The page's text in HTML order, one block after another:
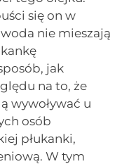
się on w
nie mieszają
jak
na to, że
wywoływać u
osób
płukanki,
W tym